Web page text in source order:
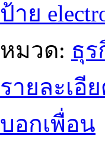
ป้าย
หมวด: ธุร
รายละเอี
บอกเพื่อน